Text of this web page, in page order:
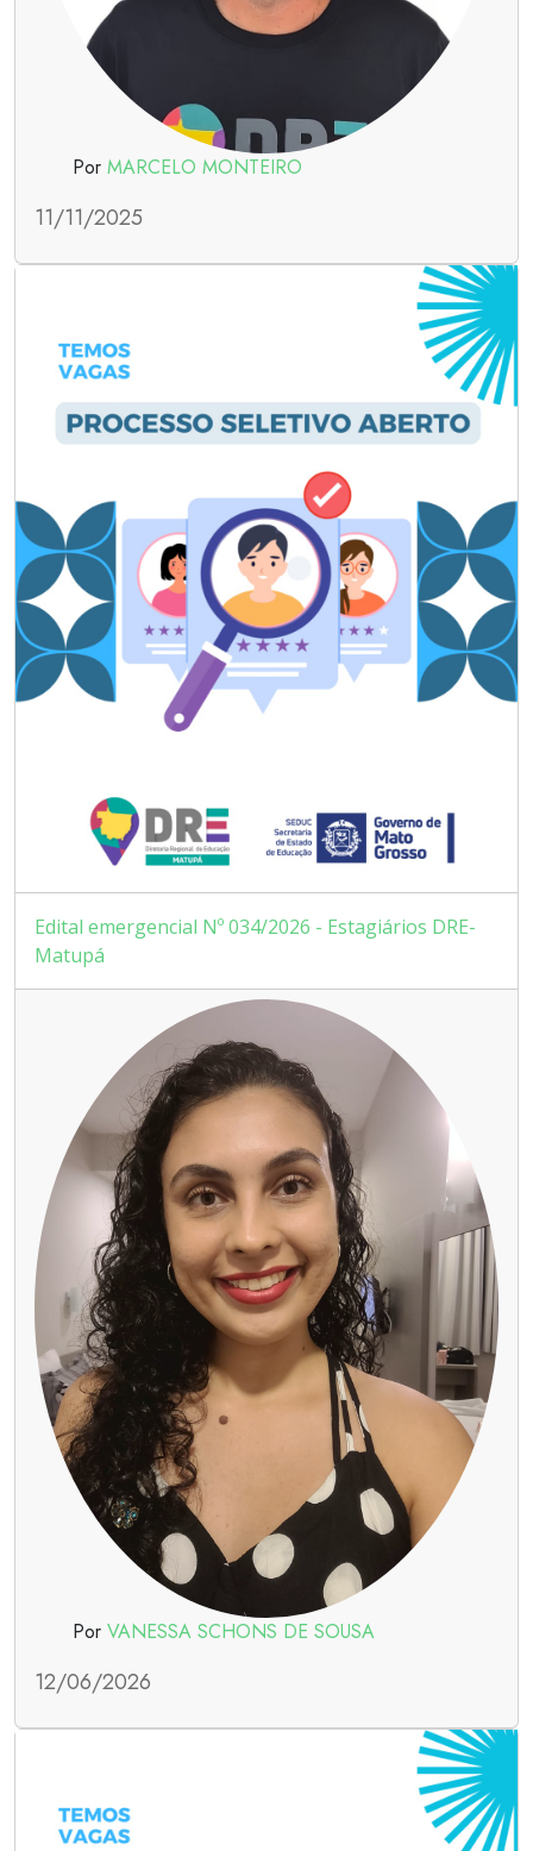
Por MARCELO MONTEIRO
11/11/2025
Edital emergencial Nº 034/2026 - Estagiários DRE-
Matupá
Por VANESSA SCHONS DE SOUSA
12/06/2026